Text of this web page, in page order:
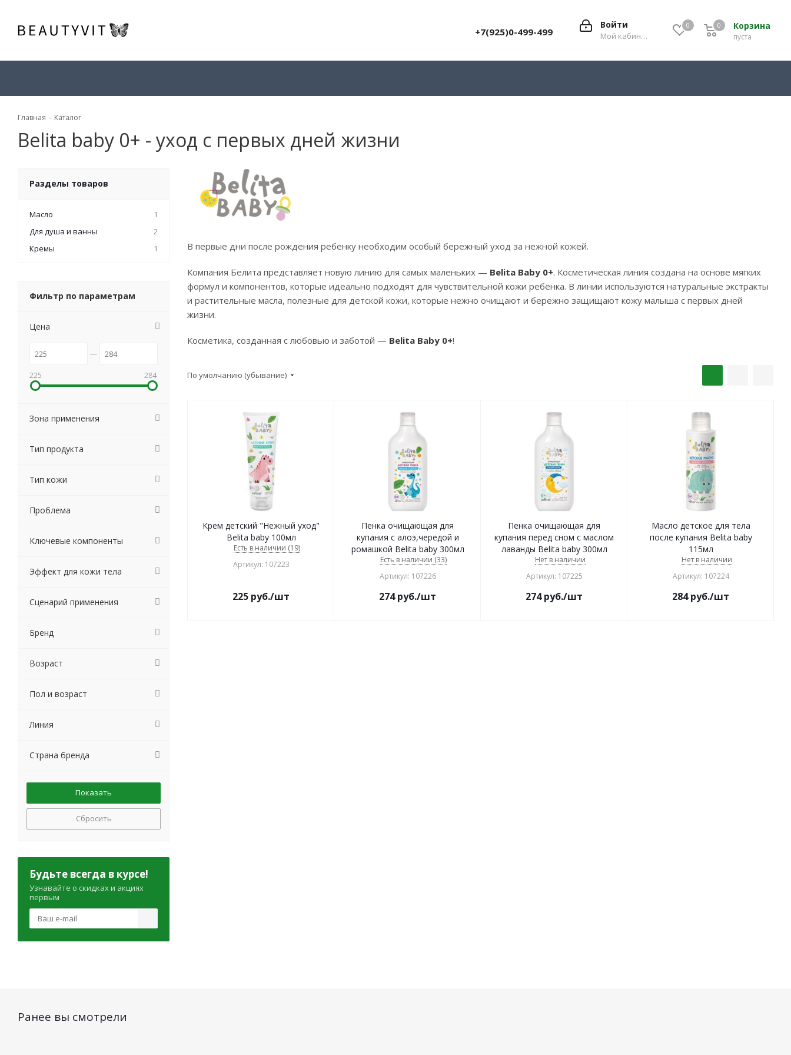
0 Корзина
0
пуста
0
Войти
Мой кабинет
+7(925)0-499-499
Главная - Каталог
Belita baby 0+ - уход с первых дней жизни
В первые дни после рождения ребёнку необходим особый бережный уход за нежной кожей.
Компания Белита представляет новую линию для самых маленьких — Belita Baby 0+. Косметическая линия создана на основе мягких
формул и компонентов, которые идеально подходят для чувствительной кожи ребёнка. В линии используются натуральные экстракты
и растительные масла, полезные для детской кожи, которые нежно очищают и бережно защищают кожу малыша с первых дней
жизни.
Косметика, созданная с любовью и заботой — Belita Baby 0+!
По умолчанию (убывание)
Крем детский "Нежный уход"
Belita baby 100мл
Есть в наличии (19)
Артикул: 107223
225 руб./шт
Пенка очищающая для
купания с алоэ,чередой и
ромашкой Belita baby 300мл
Есть в наличии (33)
Артикул: 107226
274руб./шт
Пенка очищающая для
купания перед сном с маслом
лаванды Belita baby 300мл
Нет в наличии
Артикул: 107225
274руб./шт
Масло детское для тела
после купания Belita baby
115мл
Нет в наличии
Артикул: 107224
284руб./шт
Разделы товаров
Масло
1
Для душа и ванны
2
Кремы
1
Фильтр по параметрам
Цена
225 284
Зона применения
Тип продукта
Тип кожи
Проблема
Ключевые компоненты
Эффект для кожи тела
Сценарий применения
Бренд
Возраст
Пол и возраст
Линия
Страна бренда
Сбросить
Будьте всегда в курсе!
Узнавайте о скидках и акциях
первым
Ранее вы смотрели